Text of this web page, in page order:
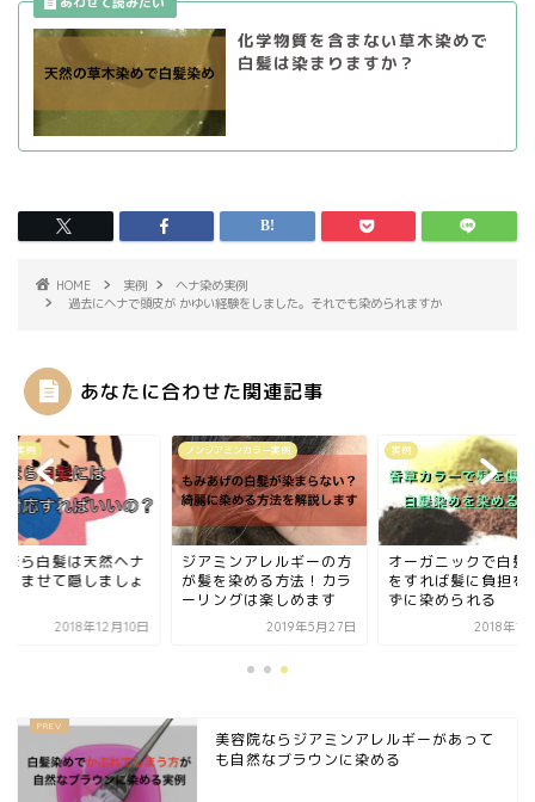
化学物質を含まない草木染めで
白髪は染まりますか？
HOME 実例
ヘナ染め実例
過去にヘナで頭皮が かゆい経験をしました。それでも染められますか
あなたに合わせた関連記事
め実例
ほら白髪は天然ヘナ
じませて隠しましょ
2018年12月10日
ノンジアミンカラー実例
ジアミンアレルギーの方
が髪を染める方法！カラ
ーリングは楽しめます
2019年5月27日
実例
オーガニックで白髪
をすれば髪に負担を
ずに染められる
2018年12
美容院ならジアミンアレルギーがあって
も自然なブラウンに染める